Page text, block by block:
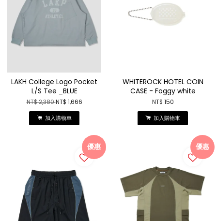
LAKH College Logo Pocket
L/S Tee _BLUE
NT$ 2,380NT$ 1,666
加入購物車
WHITEROCK HOTEL COIN
CASE - Foggy white
NT$ 150
加入購物車
優惠 優惠